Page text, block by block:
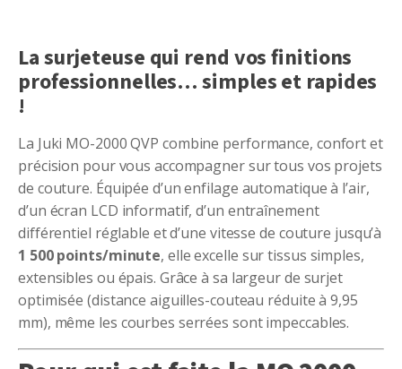
La surjeteuse qui rend vos finitions
professionnelles… simples et rapides
!
La Juki MO-2000 QVP combine performance, confort et
précision pour vous accompagner sur tous vos projets
de couture. Équipée d’un enfilage automatique à l’air,
d’un écran LCD informatif, d’un entraînement
différentiel réglable et d’une vitesse de couture jusqu’à
1 500 points/minute, elle excelle sur tissus simples,
extensibles ou épais. Grâce à sa largeur de surjet
optimisée (distance aiguilles-couteau réduite à 9,95
mm), même les courbes serrées sont impeccables.